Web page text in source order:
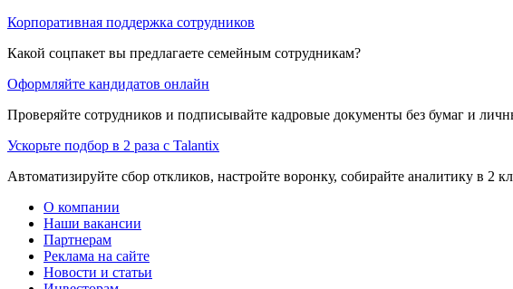
Корпоративная поддержка сотрудников
Какой соцпакет вы предлагаете семейным сотрудникам?
Оформляйте кандидатов онлайн
Проверяйте сотрудников и подписывайте кадровые документы без бумаг и
Ускорьте подбор в 2 раза с Talantix
Автоматизируйте сбор откликов, настройте воронку, собирайте аналитику в 2
О компании
Наши вакансии
Партнерам
Реклама на сайте
Новости и статьи